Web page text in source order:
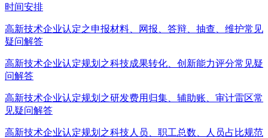
时间安排
高新技术企业认定之申报材料、网报、答辩、抽查、维护常见
疑问解答
高新技术企业认定规划之科技成果转化、创新能力评分常见疑
问解答
高新技术企业认定规划之研发费用归集、辅助账、审计雷区常
见疑问解答
高新技术企业认定规划之科技人员、职工总数、人员占比规范